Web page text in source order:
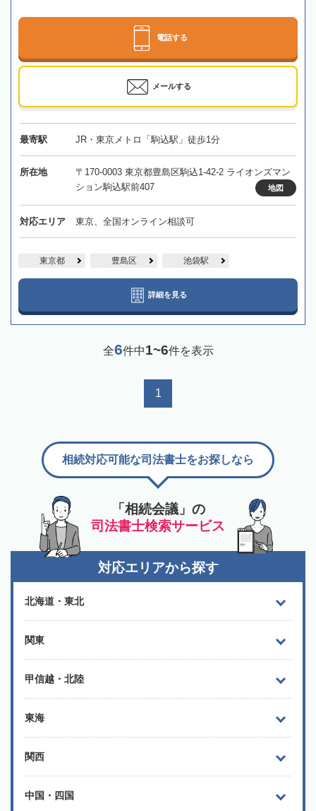
電話する
メールする
最寄駅 JR・東京メトロ「駒込駅」徒歩1分
所在地
〒170-0003 東京都豊島区駒込1-42-2 ライオンズマン
ション駒込駅前407
地図
対応エリア 東京、全国オンライン相談可
東京都 豊島区 池袋駅
詳細を見る
全6件中1~6件を表示
1
「相続会議」の
司法書士検索サービス
相続対応可能な司法書士をお探しなら
対応エリアから探す
北海道・東北
関東
甲信越・北陸
東海
関西
中国・四国